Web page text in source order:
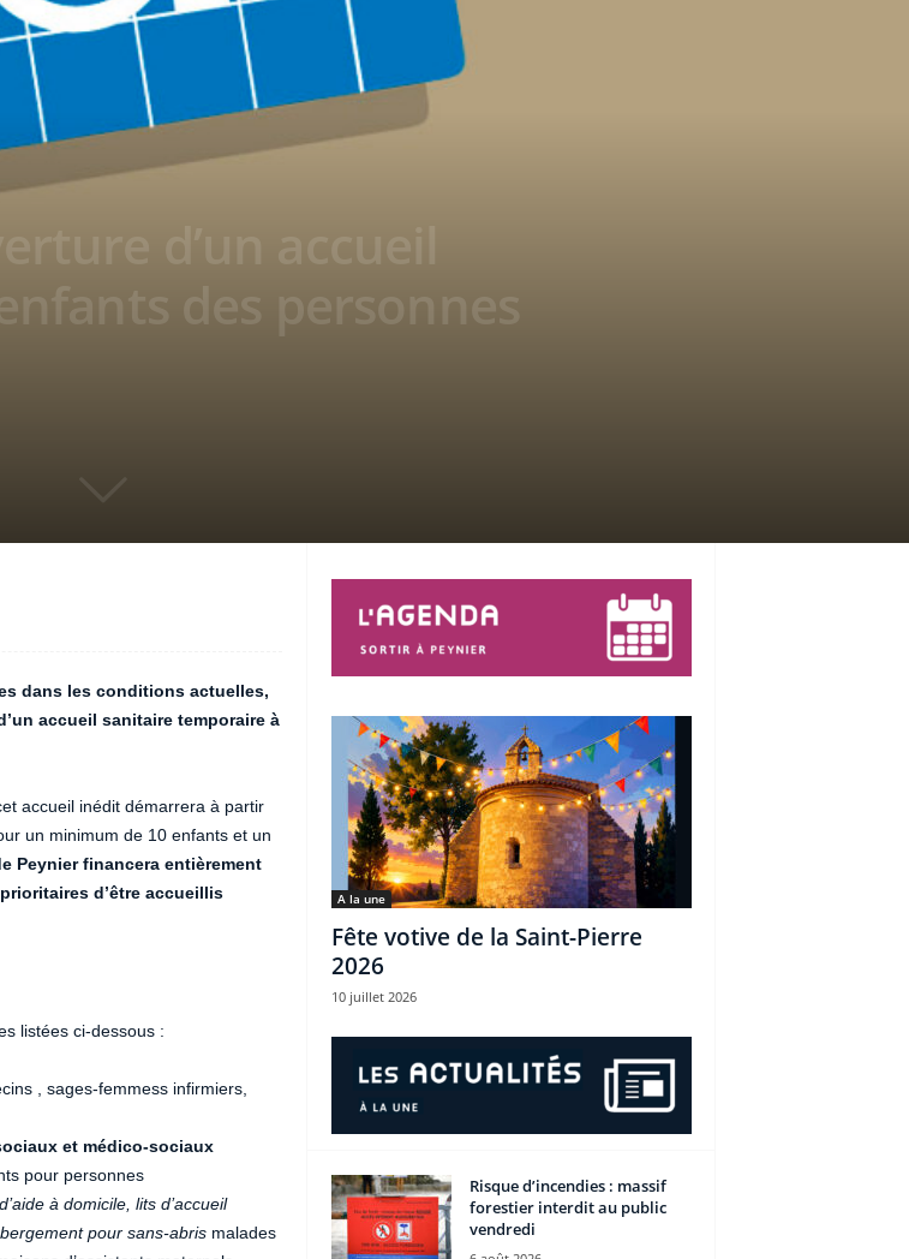
d’un accueil
des personnes
dans les conditions actuelles,
accueil sanitaire temporaire à
accueil inédit démarrera à partir
un minimum de 10 enfants et un
Peynier financera entièrement
d’être accueillis
listées ci-dessous :
, sages-femmess infirmiers,
et médico-sociaux
pour personnes
à domicile, lits d’accueil
pour sans-abris malades
A la une
Fête votive de la Saint-Pierre
2026
10 juillet 2026
Risque d’incendies : massif
forestier interdit au public
vendredi